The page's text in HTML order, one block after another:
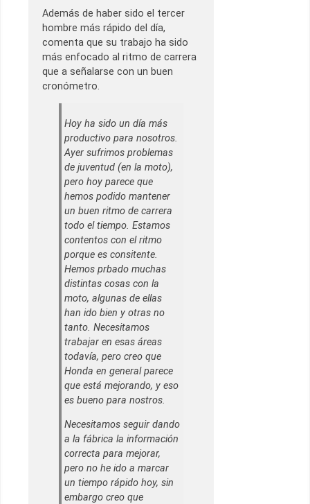
Además de haber sido el tercer
hombre más rápido del día,
comenta que su trabajo ha sido
más enfocado al ritmo de carrera
que a señalarse con un buen
cronómetro.
Hoy ha sido un día más
productivo para nosotros.
Ayer sufrimos problemas
de juventud (en la moto),
pero hoy parece que
hemos podido mantener
un buen ritmo de carrera
todo el tiempo. Estamos
contentos con el ritmo
porque es consitente.
Hemos prbado muchas
distintas cosas con la
moto, algunas de ellas
han ido bien y otras no
tanto. Necesitamos
trabajar en esas áreas
todavía, pero creo que
Honda en general parece
que está mejorando, y eso
es bueno para nostros.
Necesitamos seguir dando
a la fábrica la información
correcta para mejorar,
pero no he ido a marcar
un tiempo rápido hoy, sin
embargo creo que